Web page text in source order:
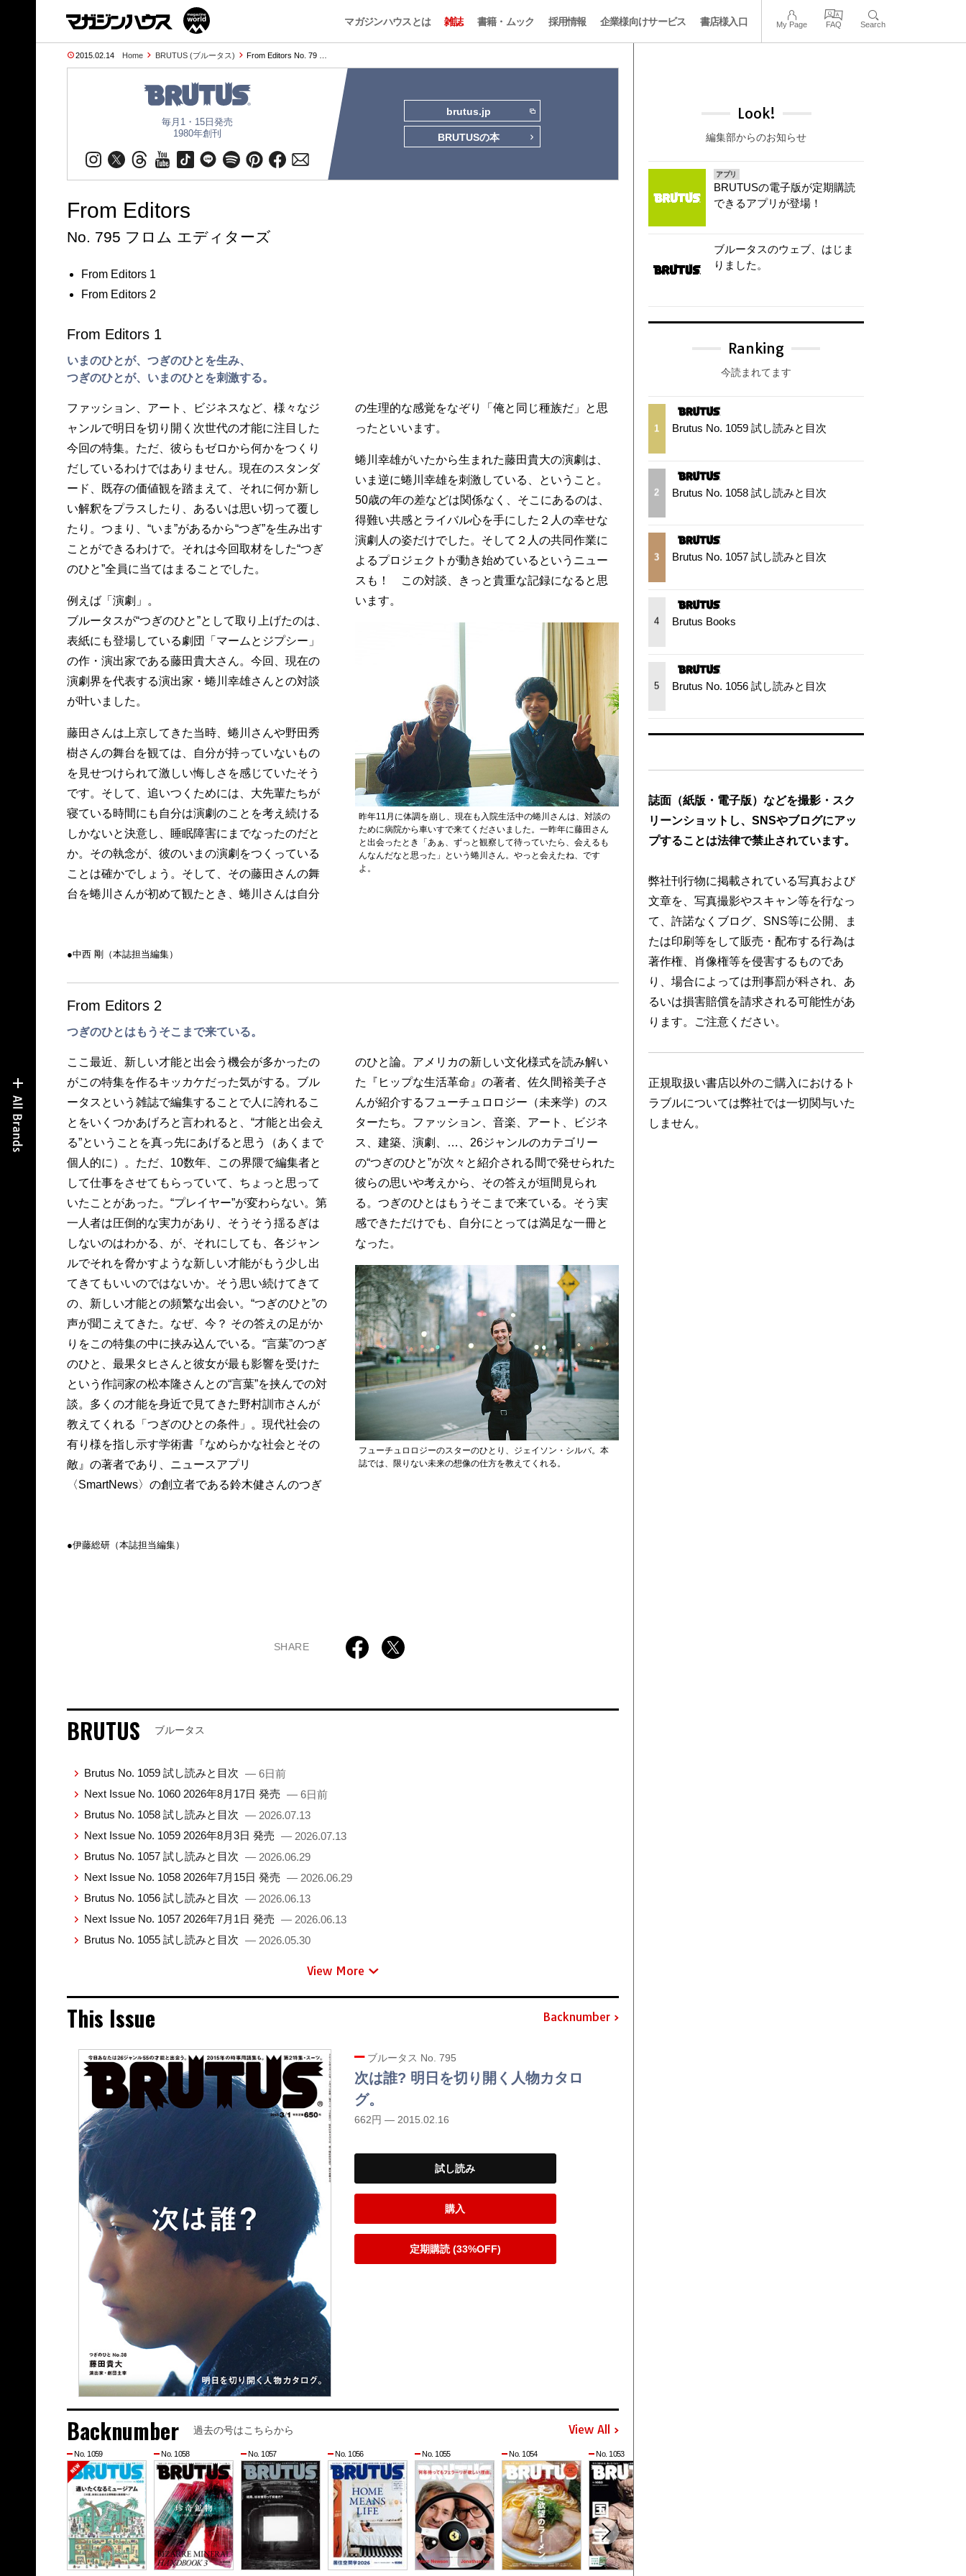
マガジンハウスとは 雑誌 書籍・ムック 採用情報 企業様向けサービス 書店様入口 My Page FAQ Search
2015.02.14 Home BRUTUS (ブルータス) From Editors No. 79 …
毎月1・15日発売
1980年創刊
brutus.jp
BRUTUSの本
From Editors
No. 795 フロム エディターズ
From Editors 1
From Editors 2
From Editors 1
いまのひとが、つぎのひとを生み、
つぎのひとが、いまのひとを刺激する。
ファッション、アート、ビジネスなど、様々なジ
ャンルで明日を切り開く次世代の才能に注目した
今回の特集。ただ、彼らもゼロから何かをつくり
だしているわけではありません。現在のスタンダ
ード、既存の価値観を踏まえて、それに何か新し
い解釈をプラスしたり、あるいは思い切って覆し
たり。つまり、“いま”があるから“つぎ”を生み出す
ことができるわけで。それは今回取材をした“つぎ
のひと”全員に当てはまることでした。
例えば「演劇」。
ブルータスが“つぎのひと”として取り上げたのは、
表紙にも登場している劇団「マームとジプシー」
の作・演出家である藤田貴大さん。今回、現在の
演劇界を代表する演出家・蜷川幸雄さんとの対談
が叶いました。
藤田さんは上京してきた当時、蜷川さんや野田秀
樹さんの舞台を観ては、自分が持っていないもの
を見せつけられて激しい悔しさを感じていたそう
です。そして、追いつくためには、大先輩たちが
寝ている時間にも自分は演劇のことを考え続ける
しかないと決意し、睡眠障害にまでなったのだと
か。その執念が、彼のいまの演劇をつくっている
ことは確かでしょう。そして、その藤田さんの舞
台を蜷川さんが初めて観たとき、蜷川さんは自分
の生理的な感覚をなぞり「俺と同じ種族だ」と思
ったといいます。
蜷川幸雄がいたから生まれた藤田貴大の演劇は、
いま逆に蜷川幸雄を刺激している、ということ。
50歳の年の差などは関係なく、そこにあるのは、
得難い共感とライバル心を手にした２人の幸せな
演劇人の姿だけでした。そして２人の共同作業に
よるプロジェクトが動き始めているというニュー
スも！ この対談、きっと貴重な記録になると思
います。
昨年11月に体調を崩し、現在も入院生活中の蜷川さんは、対談の
ために病院から車いすで来てくださいました。一昨年に藤田さん
と出会ったとき「あぁ、ずっと観察して待っていたら、会えるも
んなんだなと思った」という蜷川さん。やっと会えたね、です
よ。
●中西 剛（本誌担当編集）
From Editors 2
つぎのひとはもうそこまで来ている。
ここ最近、新しい才能と出会う機会が多かったの
がこの特集を作るキッカケだった気がする。ブル
ータスという雑誌で編集することで人に誇れるこ
とをいくつかあげろと言われると、“才能と出会え
る”ということを真っ先にあげると思う（あくまで
個人的に）。ただ、10数年、この界隈で編集者と
して仕事をさせてもらっていて、ちょっと思って
いたことがあった。“プレイヤー”が変わらない。第
一人者は圧倒的な実力があり、そうそう揺るぎは
しないのはわかる、が、それにしても、各ジャン
ルでそれを脅かすような新しい才能がもう少し出
てきてもいいのではないか。そう思い続けてきて
の、新しい才能との頻繁な出会い。“つぎのひと”の
声が聞こえてきた。なぜ、今？ その答えの足がか
りをこの特集の中に挟み込んでいる。“言葉”のつぎ
のひと、最果タヒさんと彼女が最も影響を受けた
という作詞家の松本隆さんとの“言葉”を挟んでの対
談。多くの才能を身近で見てきた野村訓市さんが
教えてくれる「つぎのひとの条件」。現代社会の
有り様を指し示す学術書『なめらかな社会とその
敵』の著者であり、ニュースアプリ
〈SmartNews〉の創立者である鈴木健さんのつぎ
のひと論。アメリカの新しい文化様式を読み解い
た『ヒップな生活革命』の著者、佐久間裕美子さ
んが紹介するフューチュロロジー（未来学）のス
ターたち。ファッション、音楽、アート、ビジネ
ス、建築、演劇、…、26ジャンルのカテゴリー
の“つぎのひと”が次々と紹介される間で発せられた
彼らの思いや考えから、その答えが垣間見られ
る。つぎのひとはもうそこまで来ている。そう実
感できただけでも、自分にとっては満足な一冊と
なった。
フューチュロロジーのスターのひとり、ジェイソン・シルバ。本
誌では、限りない未来の想像の仕方を教えてくれる。
●伊藤総研（本誌担当編集）
SHARE
BRUTUS ブルータス
Brutus No. 1059 試し読みと目次 — 6日前
Next Issue No. 1060 2026年8月17日 発売 — 6日前
Brutus No. 1058 試し読みと目次 — 2026.07.13
Next Issue No. 1059 2026年8月3日 発売 — 2026.07.13
Brutus No. 1057 試し読みと目次 — 2026.06.29
Next Issue No. 1058 2026年7月15日 発売 — 2026.06.29
Brutus No. 1056 試し読みと目次 — 2026.06.13
Next Issue No. 1057 2026年7月1日 発売 — 2026.06.13
Brutus No. 1055 試し読みと目次 — 2026.05.30
View More
This Issue Backnumber
ブルータス No. 795
次は誰? 明日を切り開く人物カタロ
グ。
662円 — 2015.02.16
試し読み
購入
定期購読 (33%OFF)
Backnumber 過去の号はこちらから View All
No. 1059 No. 1058 No. 1057 No. 1056 No. 1055 No. 1054 No. 1053
Look!
編集部からのお知らせ
アプリ
BRUTUSの電子版が定期購読
できるアプリが登場！
ブルータスのウェブ、はじま
りました。
Ranking
今読まれてます
1 Brutus No. 1059 試し読みと目次
2 Brutus No. 1058 試し読みと目次
3 Brutus No. 1057 試し読みと目次
4 Brutus Books
5 Brutus No. 1056 試し読みと目次
誌面（紙版・電子版）などを撮影・スク
リーンショットし、SNSやブログにアッ
プすることは法律で禁止されています。
弊社刊行物に掲載されている写真および
文章を、写真撮影やスキャン等を行なっ
て、許諾なくブログ、SNS等に公開、ま
たは印刷等をして販売・配布する行為は
著作権、肖像権等を侵害するものであ
り、場合によっては刑事罰が科され、あ
るいは損害賠償を請求される可能性があ
ります。ご注意ください。
正規取扱い書店以外のご購入におけるト
ラブルについては弊社では一切関与いた
しません。